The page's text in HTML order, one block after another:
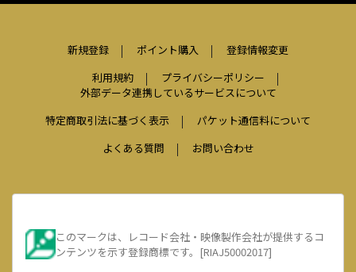
新規登録 ポイント購入
登録情報変更
利用規約
プライバシーポリシー
外部データ連携しているサービスについて
特定商取引法に基づく表示
パケット通信料について
よくある質問
お問い合わせ
このマークは、レコード会社・映像製作会社が提供するコ
ンテンツを示す登録商標です。[RIAJ50002017]